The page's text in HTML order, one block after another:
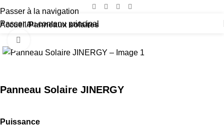
Passer à la navigation
Passer au contenu principal
Accueil Panneaux solaires
Panneau Solaire JINERGY
Puissance